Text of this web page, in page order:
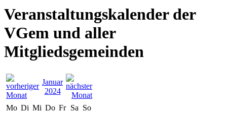
Veranstaltungskalender der
VGem und aller
Mitgliedsgemeinden
Januar
2024
Mo Di Mi Do Fr Sa So